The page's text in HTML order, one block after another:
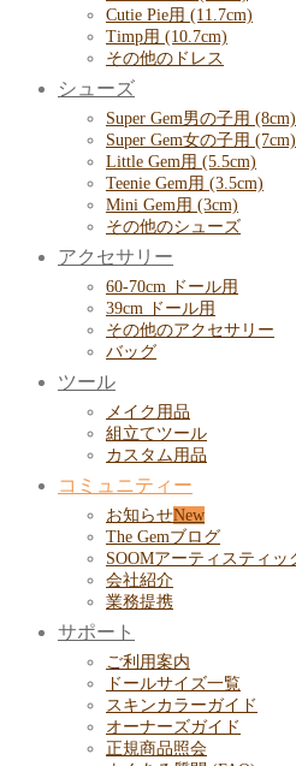
Cutie Pie用 (11.7cm)
Timp用 (10.7cm)
その他のドレス
シューズ
Super Gem男の子用 (8cm)
Super Gem女の子用 (7cm)
Little Gem用 (5.5cm)
Teenie Gem用 (3.5cm)
Mini Gem用 (3cm)
その他のシューズ
アクセサリー
60-70cm ドール用
39cm ドール用
その他のアクセサリー
バッグ
ツール
メイク用品
組立てツール
カスタム用品
コミュニティー
お知らせ
The Gemブログ
SOOMアーティスティッ
会社紹介
業務提携
サポート
ご利用案内
ドールサイズ一覧
スキンカラーガイド
オーナーズガイド
正規商品照会